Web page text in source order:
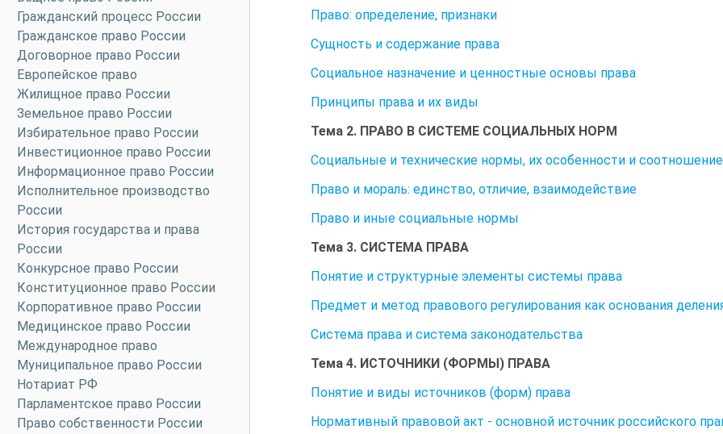
Гражданский процесс России
Гражданское право России
Договорное право России
Европейское право
Жилищное право России
Земельное право России
Избирательное право России
Инвестиционное право России
Информационное право России
Исполнительное производство
России
История государства и права
России
Конкурсное право России
Конституционное право России
Корпоративное право России
Медицинское право России
Международное право
Муниципальное право России
Нотариат РФ
Парламентское право России
Право собственности России
Право: определение, признаки
Сущность и содержание права
Социальное назначение и ценностные основы права
Принципы права и их виды
Тема 2. ПРАВО В СИСТЕМЕ СОЦИАЛЬНЫХ НОРМ
Социальные и технические нормы, их особенности и соотношение
Право и мораль: единство, отличие, взаимодействие
Право и иные социальные нормы
Тема 3. СИСТЕМА ПРАВА
Понятие и структурные элементы системы права
Предмет и метод правового регулирования как основания
Система права и система законодательства
Тема 4. ИСТОЧНИКИ (ФОРМЫ) ПРАВА
Понятие и виды источников (форм) права
Нормативный правовой акт - основной источник российского